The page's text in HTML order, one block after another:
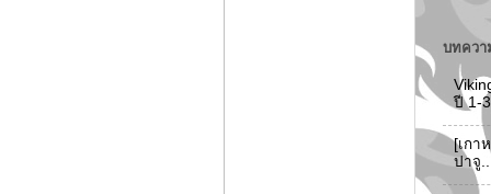
บทควา
ปี 1-
[เกา
ปาจู